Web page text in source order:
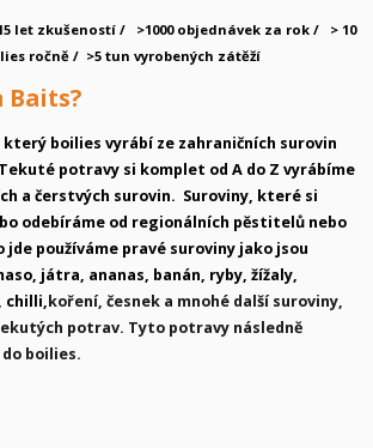
let zkušeností / >1000 objednávek za rok / > 10
ročně / >5 tun vyrobených zátěží
Baits?
který boilies vyrábí ze zahraničních surovin
potravy si komplet od A do Z vyrábíme
a čerstvých surovin. Suroviny, které si
odebíráme od regionálních pěstitelů nebo
jde používáme pravé suroviny jako jsou
játra, ananas, banán, ryby, žížaly,
chilli,koření, česnek a mnohé další suroviny,
potrav. Tyto potravy následně
boilies.